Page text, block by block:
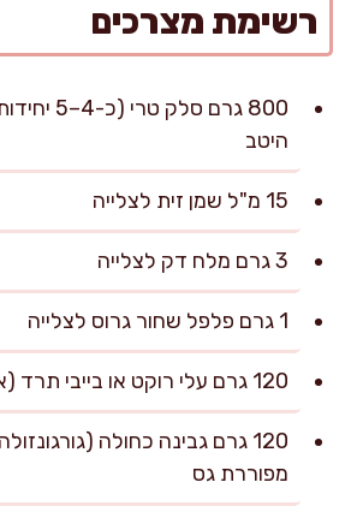
רשימת מצרכים
800 גרם
היטב
15 מ"ל שמן זית לצלייה
3 גרם מלח דק לצלייה
1 גרם פלפל שחור גרוס לצלייה
120 גרם עלי רוקט או בייבי תרד (או שילוב)
120 גרם גבינה כחולה
מפוררת גס